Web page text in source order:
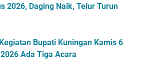
2026, Daging Naik, Telur Turun
Bupati Kuningan Kamis 6
Ada Tiga Acara